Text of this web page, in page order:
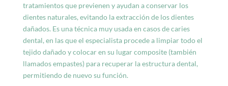
tratamientos que previenen y ayudan a conservar los
dientes naturales, evitando la extracción de los dientes
dañados. Es una técnica muy usada en casos de caries
dental, en las que el especialista procede a limpiar todo el
tejido dañado y colocar en su lugar composite (también
llamados empastes) para recuperar la estructura dental,
permitiendo de nuevo su función.